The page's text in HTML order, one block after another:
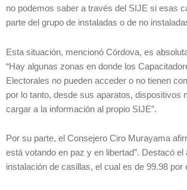
no podemos saber a través del SIJE si esas
parte del grupo de instaladas o de no
Esta situación, mencionó Córdova, es
“Hay algunas zonas en donde los
Electorales no pueden acceder o no tienen
por lo tanto, desde sus aparatos, dispositivos
cargar a la información al propio SIJE”.
Por su parte, el Consejero Ciro Murayama
está votando en paz y en libertad”. Destacó el
instalación de casillas, el cual es de 99.98 por